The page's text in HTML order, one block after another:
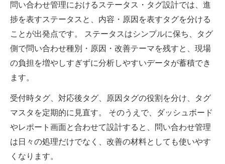
問い合わせ管理におけるステータス・タグ設計では、進
捗を表すステータスと、内容・原因を表すタグを分ける
ことが出発点です。 ステータスはシンプルに保ち、タグ
側で問い合わせ種別・原因・改善テーマを残すと、現場
の負担を増やしすぎずに分析しやすいデータが蓄積でき
ます。
受付時タグ、対応後タグ、原因タグの役割を分け、タグ
マスタを定期的に見直す。 そのうえで、ダッシュボード
やレポート画面と合わせて設計すると、問い合わせ管理
は日々の処理だけでなく、改善の材料としても使いやす
くなります。